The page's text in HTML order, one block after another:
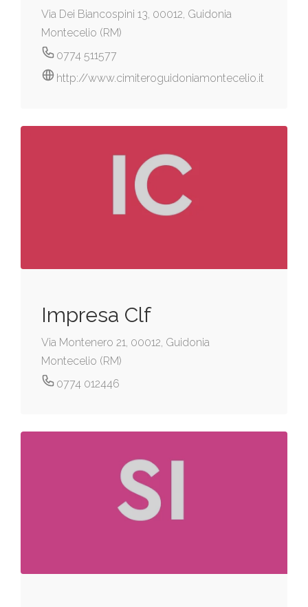
Via Dei Biancospini 13, 00012, Guidonia
Montecelio (RM)
0774 511577
http://www.cimiteroguidoniamontecelio.it
Impresa Clf
Via Montenero 21, 00012, Guidonia
Montecelio (RM)
0774 012446